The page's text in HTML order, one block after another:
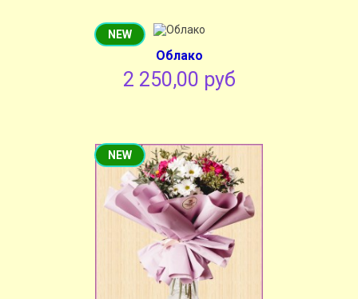
NEW
Облако
2 250,00 руб
NEW